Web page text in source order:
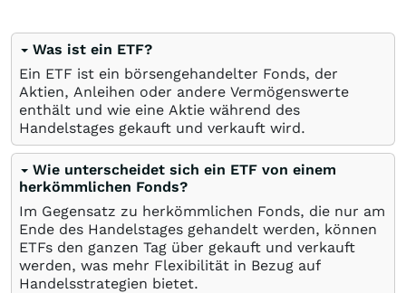
Was ist ein ETF?
Ein ETF ist ein börsengehandelter Fonds, der
Aktien, Anleihen oder andere Vermögenswerte
enthält und wie eine Aktie während des
Handelstages gekauft und verkauft wird.
Wie unterscheidet sich ein ETF von einem
herkömmlichen Fonds?
Im Gegensatz zu herkömmlichen Fonds, die nur am
Ende des Handelstages gehandelt werden, können
ETFs den ganzen Tag über gekauft und verkauft
werden, was mehr Flexibilität in Bezug auf
Handelsstrategien bietet.